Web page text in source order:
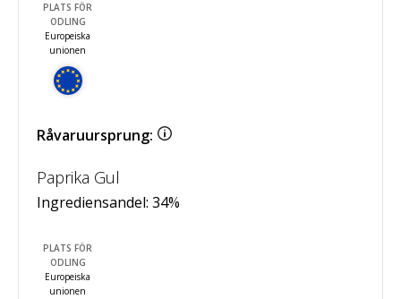
PLATS FÖR
ODLING
Europeiska
unionen
Råvaruursprung:
Paprika Gul
Ingrediensandel: 34%
PLATS FÖR
ODLING
Europeiska
unionen